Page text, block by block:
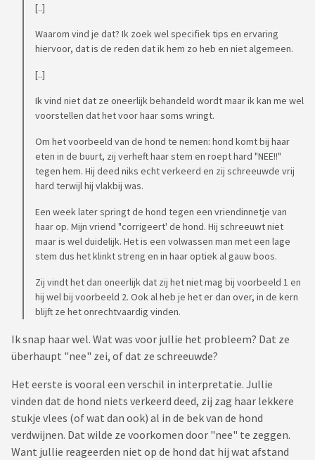
[..]
Waarom vind je dat? Ik zoek wel specifiek tips en ervaring
hiervoor, dat is de reden dat ik hem zo heb en niet algemeen.
[..]
Ik vind niet dat ze oneerlijk behandeld wordt maar ik kan me wel
voorstellen dat het voor haar soms wringt.
Om het voorbeeld van de hond te nemen: hond komt bij haar
eten in de buurt, zij verheft haar stem en roept hard "NEE!!"
tegen hem. Hij deed niks echt verkeerd en zij schreeuwde vrij
hard terwijl hij vlakbij was.
Een week later springt de hond tegen een vriendinnetje van
haar op. Mijn vriend "corrigeert' de hond. Hij schreeuwt niet
maar is wel duidelijk. Het is een volwassen man met een lage
stem dus het klinkt streng en in haar optiek al gauw boos.
Zij vindt het dan oneerlijk dat zij het niet mag bij voorbeeld 1 en
hij wel bij voorbeeld 2. Ook al heb je het er dan over, in de kern
blijft ze het onrechtvaardig vinden.
Ik snap haar wel. Wat was voor jullie het probleem? Dat ze
überhaupt "nee" zei, of dat ze schreeuwde?
Het eerste is vooral een verschil in interpretatie. Jullie
vinden dat de hond niets verkeerd deed, zij zag haar lekkere
stukje vlees (of wat dan ook) al in de bek van de hond
verdwijnen. Dat wilde ze voorkomen door "nee" te zeggen.
Want jullie reageerden niet op de hond dat hij wat afstand